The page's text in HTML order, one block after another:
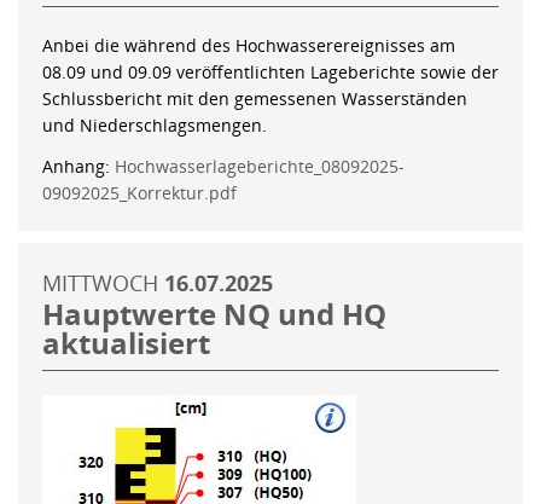
Anbei die während des Hochwasserereignisses am
08.09 und 09.09 veröffentlichten Lageberichte sowie der
Schlussbericht mit den gemessenen Wasserständen
und Niederschlagsmengen.
Anhang: Hochwasserlageberichte_08092025-
09092025_Korrektur.pdf
MITTWOCH 16.07.2025
Hauptwerte NQ und HQ
aktualisiert